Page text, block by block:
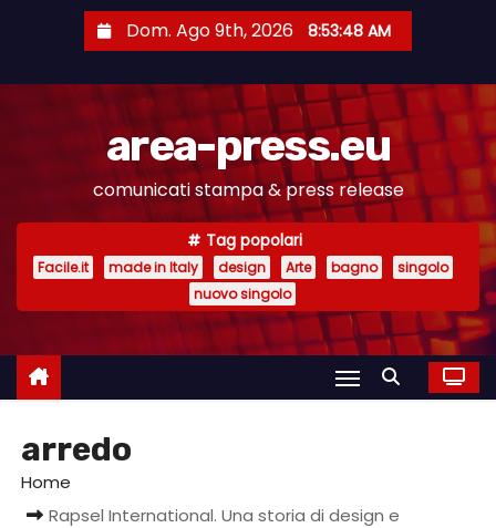
e
Dom. Ago 9th, 2026 8:53:49 AM
area-press.eu
comunicati stampa & press release
Tag popolari
Facile.it made in Italy design Arte bagno
singolo
nuovo singolo
arredo
Home
Rapsel International. Una storia di design e